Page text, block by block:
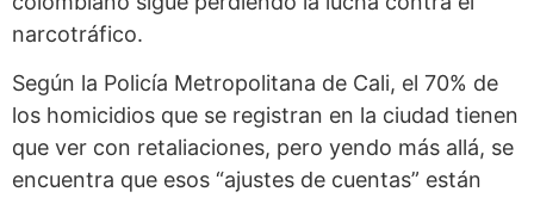
narcotráfico.
Según la Policía Metropolitana de Cali, el 70% de
los homicidios que se registran en la ciudad tienen
que ver con retaliaciones, pero yendo más allá, se
encuentra que esos “ajustes de cuentas” están